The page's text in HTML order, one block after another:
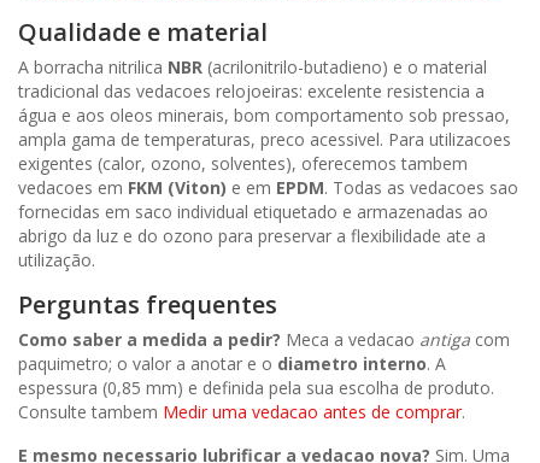
Qualidade e material
A borracha nitrilica NBR (acrilonitrilo-butadieno) e o material
tradicional das vedacoes relojoeiras: excelente resistencia a
água e aos oleos minerais, bom comportamento sob pressao,
ampla gama de temperaturas, preco acessivel. Para utilizacoes
exigentes (calor, ozono, solventes), oferecemos tambem
vedacoes em FKM (Viton) e em EPDM. Todas as vedacoes sao
fornecidas em saco individual etiquetado e armazenadas ao
abrigo da luz e do ozono para preservar a flexibilidade ate a
utilização.
Perguntas frequentes
Como saber a medida a pedir? Meca a vedacao antiga com
paquimetro; o valor a anotar e o diametro interno. A
espessura (0,85 mm) e definida pela sua escolha de produto.
Consulte tambem Medir uma vedacao antes de comprar.
E mesmo necessario lubrificar a vedacao nova? Sim. Uma